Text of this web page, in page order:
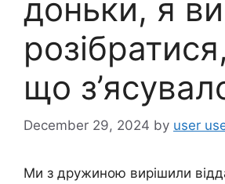
доньки, я
що
December 29, 2024 by user
Ми з дружиною вирішили